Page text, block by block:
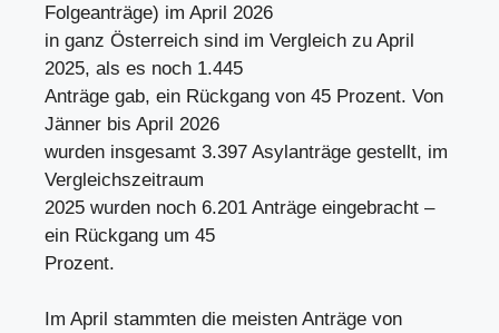
Folgeanträge) im April 2026
in ganz Österreich sind im Vergleich zu April
2025, als es noch 1.445
Anträge gab, ein Rückgang von 45 Prozent. Von
Jänner bis April 2026
wurden insgesamt 3.397 Asylanträge gestellt, im
Vergleichszeitraum
2025 wurden noch 6.201 Anträge eingebracht –
ein Rückgang um 45
Prozent.
Im April stammten die meisten Anträge von